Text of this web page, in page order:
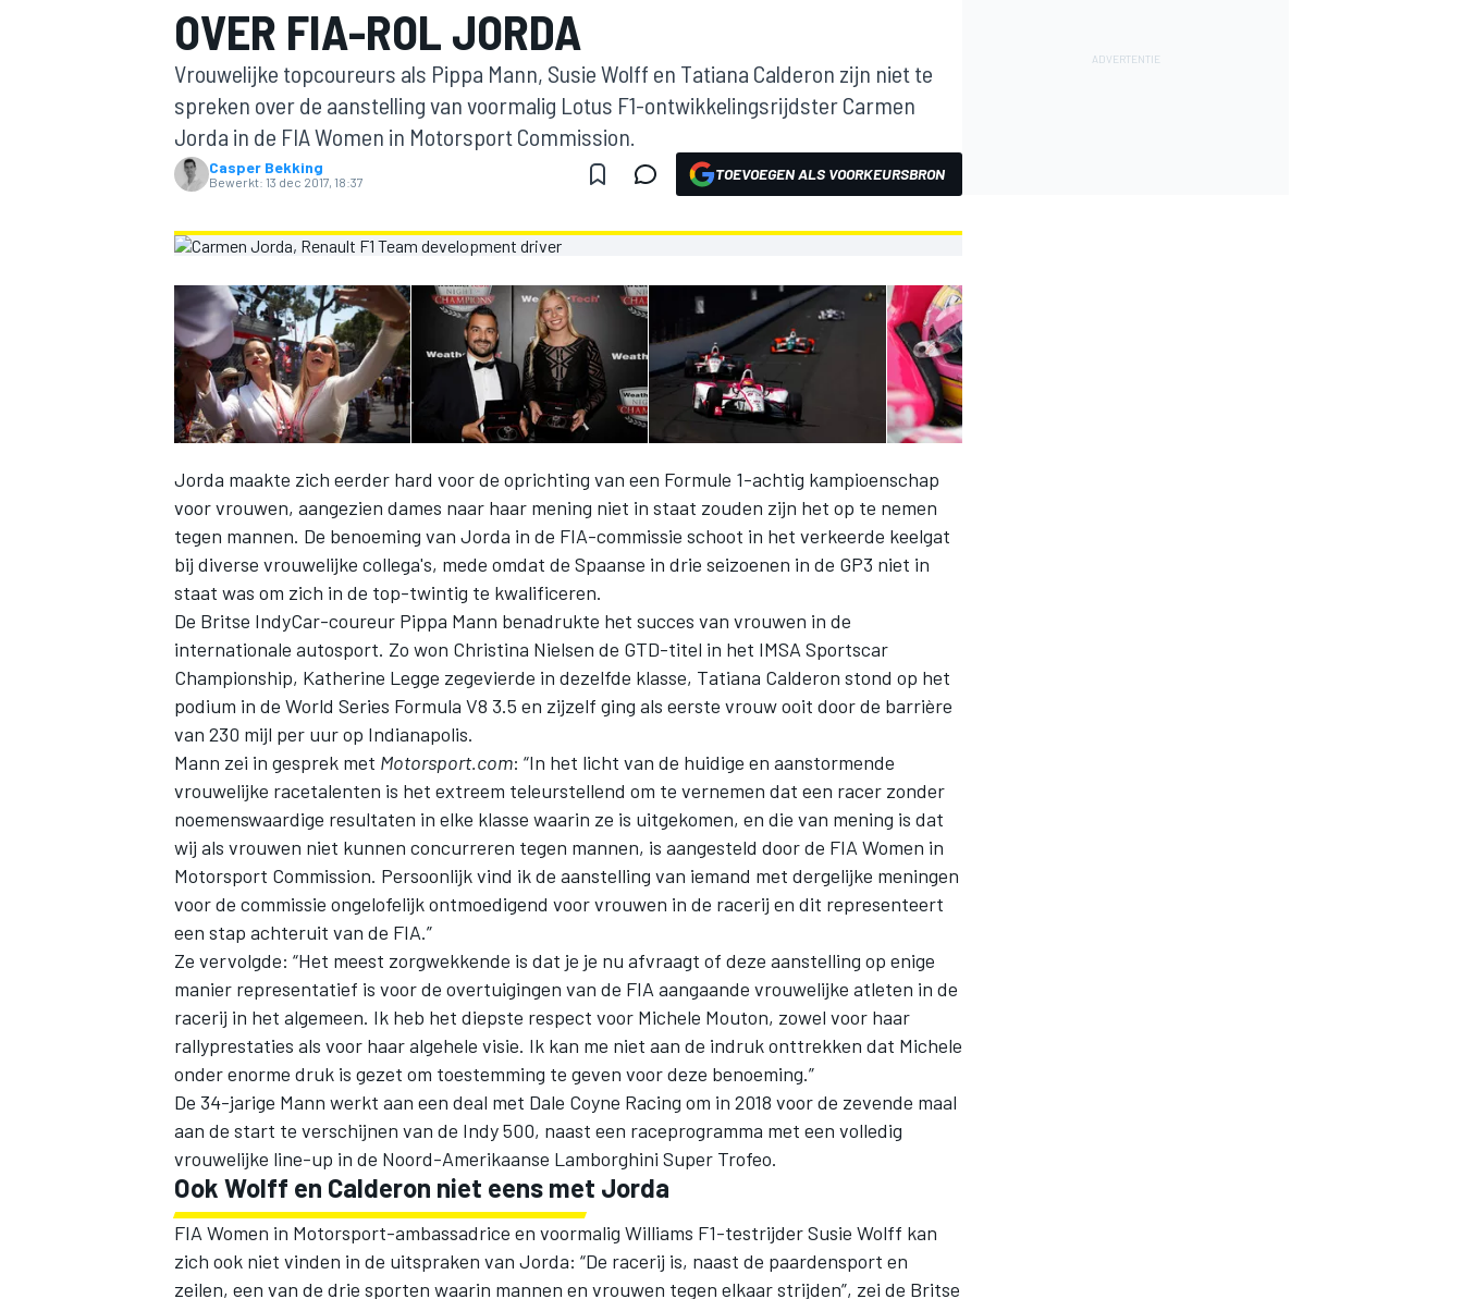
MOTOGP
INDYCAR
WEC DTM
OVER FIA-ROL JORDA
Vrouwelijke topcoureurs als Pippa Mann, Susie Wolff en Tatiana Calderon zijn niet te
spreken over de aanstelling van voormalig Lotus F1-ontwikkelingsrijdster Carmen
Jorda in de FIA Women in Motorsport Commission.
Casper Bekking
Bewerkt: 13 dec 2017, 18:37 TOEVOEGEN ALS VOORKEURSBRON
Jorda maakte zich eerder hard voor de oprichting van een Formule 1-achtig kampioenschap
voor vrouwen, aangezien dames naar haar mening niet in staat zouden zijn het op te nemen
tegen mannen. De benoeming van Jorda in de FIA-commissie schoot in het verkeerde keelgat
bij diverse vrouwelijke collega's, mede omdat de Spaanse in drie seizoenen in de GP3 niet in
staat was om zich in de top-twintig te kwalificeren.
De Britse IndyCar-coureur Pippa Mann benadrukte het succes van vrouwen in de
internationale autosport. Zo won Christina Nielsen de GTD-titel in het IMSA Sportscar
Championship, Katherine Legge zegevierde in dezelfde klasse, Tatiana Calderon stond op het
podium in de World Series Formula V8 3.5 en zijzelf ging als eerste vrouw ooit door de barrière
van 230 mijl per uur op Indianapolis.
Mann zei in gesprek met Motorsport.com: “In het licht van de huidige en aanstormende
vrouwelijke racetalenten is het extreem teleurstellend om te vernemen dat een racer zonder
noemenswaardige resultaten in elke klasse waarin ze is uitgekomen, en die van mening is dat
wij als vrouwen niet kunnen concurreren tegen mannen, is aangesteld door de FIA Women in
Motorsport Commission. Persoonlijk vind ik de aanstelling van iemand met dergelijke meningen
voor de commissie ongelofelijk ontmoedigend voor vrouwen in de racerij en dit representeert
een stap achteruit van de FIA.”
Ze vervolgde: “Het meest zorgwekkende is dat je je nu afvraagt of deze aanstelling op enige
manier representatief is voor de overtuigingen van de FIA aangaande vrouwelijke atleten in de
racerij in het algemeen. Ik heb het diepste respect voor Michele Mouton, zowel voor haar
rallyprestaties als voor haar algehele visie. Ik kan me niet aan de indruk onttrekken dat Michele
onder enorme druk is gezet om toestemming te geven voor deze benoeming.”
De 34-jarige Mann werkt aan een deal met Dale Coyne Racing om in 2018 voor de zevende maal
aan de start te verschijnen van de Indy 500, naast een raceprogramma met een volledig
vrouwelijke line-up in de Noord-Amerikaanse Lamborghini Super Trofeo.
Ook Wolff en Calderon niet eens met Jorda
FIA Women in Motorsport-ambassadrice en voormalig Williams F1-testrijder Susie Wolff kan
zich ook niet vinden in de uitspraken van Jorda: “De racerij is, naast de paardensport en
zeilen, een van de drie sporten waarin mannen en vrouwen tegen elkaar strijden”, zei de Britse